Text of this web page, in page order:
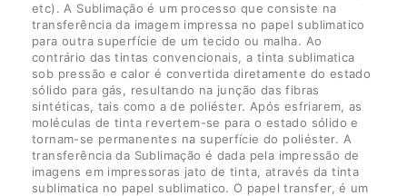
etc). A Sublimação é um processo que consiste na
transferência da imagem impressa no papel sublimatico
para outra superfície de um tecido ou malha. Ao
contrário das tintas convencionais, a tinta sublimatica
sob pressão e calor é convertida diretamente do estado
sólido para gás, resultando na junção das fibras
sintéticas, tais como a de poliéster. Após esfriarem, as
moléculas de tinta revertem-se para o estado sólido e
tornam-se permanentes na superfície do poliéster. A
transferência da Sublimação é dada pela impressão de
imagens em impressoras jato de tinta, através da tinta
sublimatica no papel sublimatico. O papel transfer, é um